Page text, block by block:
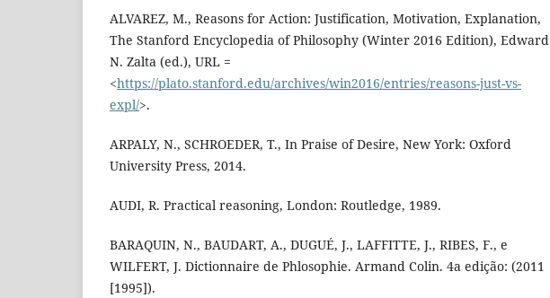
ALVAREZ, M., Reasons for Action: Justification, Motivation, Explanation,
The Stanford Encyclopedia of Philosophy (Winter 2016 Edition), Edward
N. Zalta (ed.), URL =
<https://plato.stanford.edu/archives/win2016/entries/reasons-just-vs-
expl/>.
ARPALY, N., SCHROEDER, T., In Praise of Desire, New York: Oxford
University Press, 2014.
AUDI, R. Practical reasoning, London: Routledge, 1989.
BARAQUIN, N., BAUDART, A., DUGUÉ, J., LAFFITTE, J., RIBES, F., e
WILFERT, J. Dictionnaire de Phlosophie. Armand Colin. 4a edição: (2011
[1995]).